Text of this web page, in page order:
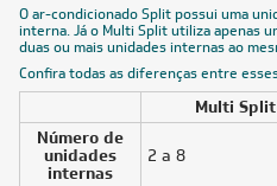
O ar-condicionado Split possui uma
interna. Já o Multi Split utiliza apenas
duas ou mais unidades internas ao
Confira todas as diferenças entre
Multi Split
Número de
unidades
internas
2 a 8